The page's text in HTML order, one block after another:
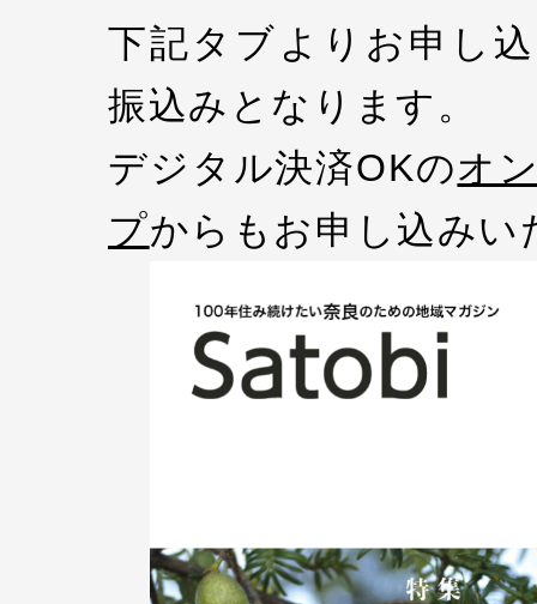
下記タブよりお申し
振込みとなります。
デジタル決済OKのオ
プからもお申し込みい